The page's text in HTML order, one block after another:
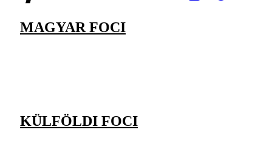
MAGYAR FOCI
KÜLFÖLDI FOCI